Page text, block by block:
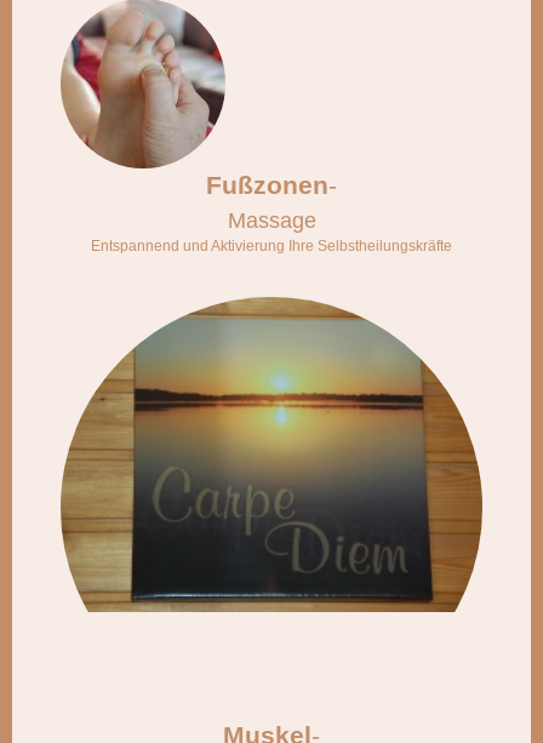
Fußzonen-
Massage
Entspannend und Aktivierung Ihre Selbstheilungskräfte
Muskel-